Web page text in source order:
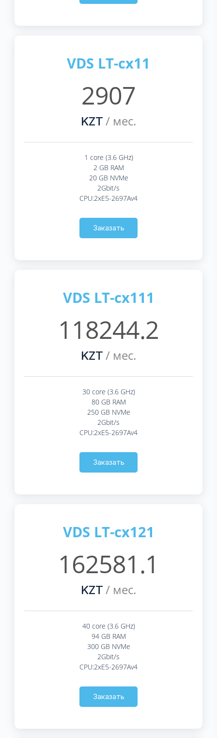
VDS LT-cx11
2907
KZT / мес.
1 core (3.6 GHz)
2 GB RAM
20 GB NVMe
2Gbit/s
CPU:2xE5-2697Av4
Заказать
VDS LT-cx111
118244.2
KZT / мес.
30 core (3.6 GHz)
80 GB RAM
250 GB NVMe
2Gbit/s
CPU:2xE5-2697Av4
Заказать
VDS LT-cx121
162581.1
KZT / мес.
40 core (3.6 GHz)
94 GB RAM
300 GB NVMe
2Gbit/s
CPU:2xE5-2697Av4
Заказать